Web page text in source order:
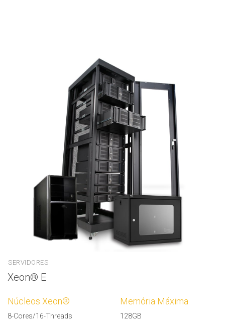
Xeon® E
SERVIDORES
Núcleos Xeon®
8-Cores/16-Threads
Memória Máxima
128GB